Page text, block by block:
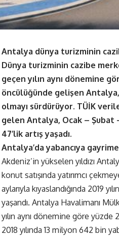
Antalya dünya turizminin
Dünya turizminin cazibe
geçen yılın aynı dönemine
öncülüğünde gelişen
olmayı sürdürüyor. TÜİK
gelen Antalya, Ocak – Şubat
47’lik artış yaşadı.
Antalya’da yabancıya
Akdeniz’in yükselen yıldızı
konut satışında yatırımcı
aylarıyla kıyaslandığında 2019
yaşandı. Antalya Havalimanı
yılın aynı dönemine göre yüzde
2018 yılında 13 milyon 642 bin